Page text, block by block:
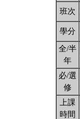
班次
學分
全/半
年
必/選
修
上課
時間